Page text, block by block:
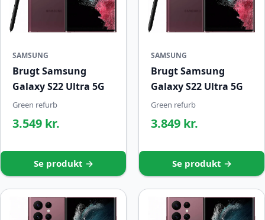
SAMSUNG
Brugt Samsung
Galaxy S22 Ultra 5G
Green refurb
3.549 kr.
Se produkt →
SAMSUNG
Brugt Samsung
Galaxy S22 Ultra 5G
Green refurb
3.849 kr.
Se produkt →